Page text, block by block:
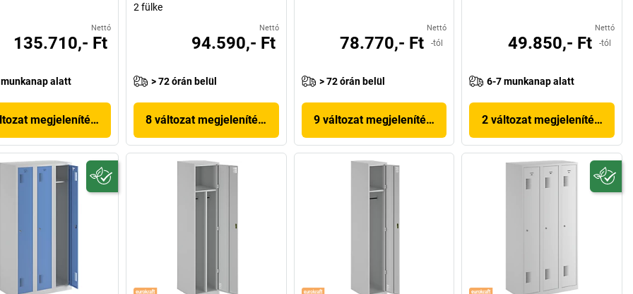
Nettó
135.710,- Ft
alatt
megjelenítése
2 fülke
Nettó
94.590,- Ft
> 72 órán belül
8 változat megjelenítése
Nettó
78.770,- Ft -tól
> 72 órán belül
9 változat megjelenítése
Nettó
49.850,- Ft -tól
6-7 munkanap alatt
2 változat megjelenítése